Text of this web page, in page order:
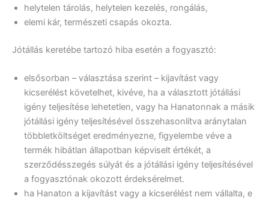
helytelen tárolás, helytelen kezelés, rongálás,
elemi kár, természeti csapás okozta.
Jótállás keretébe tartozó hiba esetén a fogyasztó:
elsősorban – választása szerint – kijavítást vagy
kicserélést követelhet, kivéve, ha a választott jótállási
igény teljesítése lehetetlen, vagy ha Hanatonnak a másik
jótállási igény teljesítésével összehasonlítva aránytalan
többletköltséget eredményezne, figyelembe véve a
termék hibátlan állapotban képviselt értékét, a
szerződésszegés súlyát és a jótállási igény teljesítésével
a fogyasztónak okozott érdeksérelmet.
ha Hanaton a kijavítást vagy a kicserélést nem vállalta, e